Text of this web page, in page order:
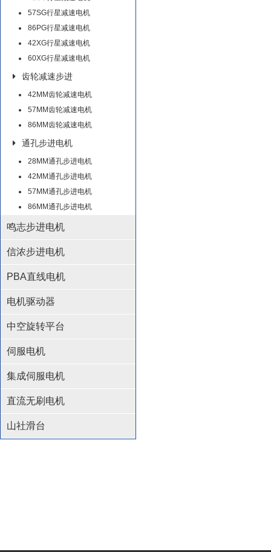
57SG行星减速电机
86PG行星减速电机
42XG行星减速电机
60XG行星减速电机
齿轮减速步进
42MM齿轮减速电机
57MM齿轮减速电机
86MM齿轮减速电机
通孔步进电机
28MM通孔步进电机
42MM通孔步进电机
57MM通孔步进电机
86MM通孔步进电机
鸣志步进电机
信浓步进电机
PBA直线电机
电机驱动器
中空旋转平台
伺服电机
集成伺服电机
直流无刷电机
山社滑台